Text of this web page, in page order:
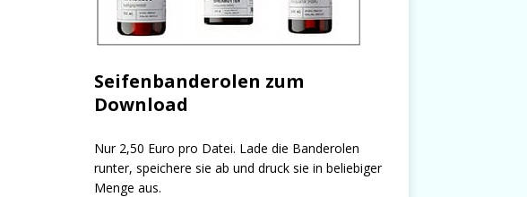
Seifenbanderolen zum
Download
Nur 2,50 Euro pro Datei. Lade die Banderolen
runter, speichere sie ab und druck sie in beliebiger
Menge aus.